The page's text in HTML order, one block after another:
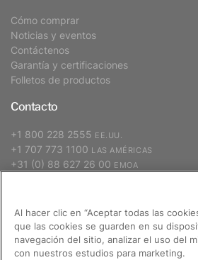
Cómo comprar
Noticias y eventos
Contáctenos
Garantía y certificaciones
Folletos de productos
Contacto
+1 800 228 2555 EE.UU.
+1 707 773 1100 LAS AMÉRICAS
+31 (0) 88 627 26 00 EMOA
Suscribirse
Al hacer clic en “Aceptar todas las
que las cookies se guarden en su
navegación del sitio, analizar el uso del
con nuestros estudios para marketing.